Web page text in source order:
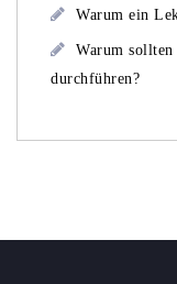
Warum ein
Warum
durchführen?